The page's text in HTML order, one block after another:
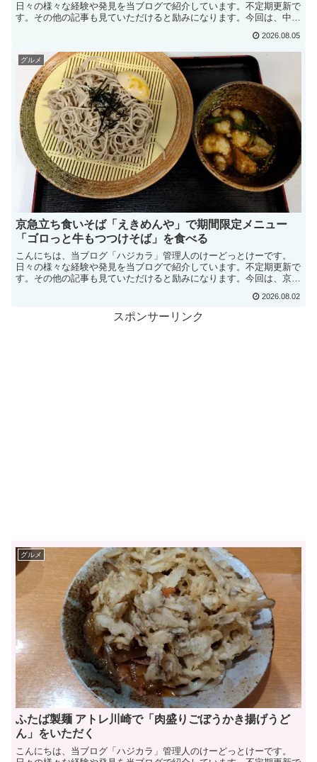
日々の様々な経験や発見を当ブログで紹介しています。不定期更新で
す。その他の記事も見ていただけると励みになります。今回は、中央
2026.08.05
グルメ
京急立ち食いそば「えきめんや」で期間限定メニュー
「ゴロっと牛もつつけそば」を食べる
こんにちは、当ブログ「ハジカラ」管理人のけーどっとけーです。
日々の様々な経験や発見を当ブログで紹介しています。不定期更新で
す。その他の記事も見ていただけると励みになります。今回は、京急
2026.08.02
スポンサーリンク
グルメ
ふたば製麺 アトレ川崎で「肉盛りごぼうかき揚げうど
ん」をいただく
こんにちは、当ブログ「ハジカラ」管理人のけーどっとけーです。